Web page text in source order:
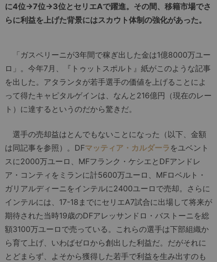
に4位→7位→3位とセリエAで躍進。その間、移籍市場でさ
らに利益を上げた背景にはスカウト体制の強化があった。
「ガスペリーニが3年間で稼ぎ出した金は1億8000万ユー
ロ」。今年7月、『トゥットスポルト』紙がこのような記事
を出した。アタランタが若手選手の価値を上げることによ
って得たキャピタルゲインは、なんと216億円（現在のレー
ト）に達するというのだから驚きだ。
選手の売却益はとんでもないことになった（以下、金額
は同記事を参照）。DFマッティア・カルダーラ をユベント
スに2000万ユーロ、MFフランク・ケシエとDFアンドレ
ア・コンティをミランに計5600万ユーロ、MFロベルト・
ガリアルディーニをインテルに2400ユーロで売却。さらに
インテルには、17-18までにセリエA7試合に出場して将来が
期待された当時19歳のDFアレッサンドロ・バストーニを総
額3100万ユーロで売っている。これらの選手は下部組織か
ら育て上げ、いわばゼロから創出した利益だ。だがそれに
とどまらず、よそから獲得した若手で利益を生み出すのも